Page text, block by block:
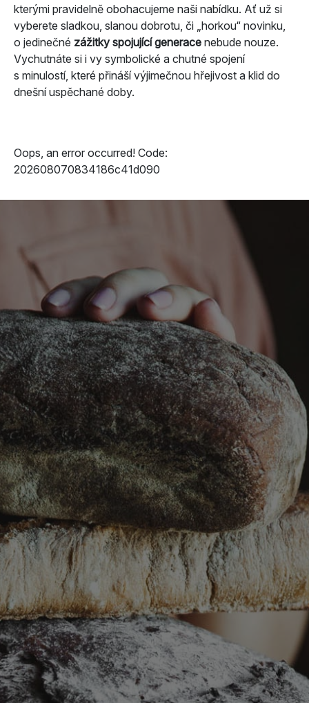
kterými pravidelně obohacujeme naši nabídku. Ať už si
vyberete sladkou, slanou dobrotu, či „horkou“ novinku,
o jedinečné zážitky spojující generace nebude nouze.
Vychutnáte si i vy symbolické a chutné spojení
s minulostí, které přináší výjimečnou hřejivost a klid do
dnešní uspěchané doby.
Oops, an error occurred! Code:
202608070834186c41d090